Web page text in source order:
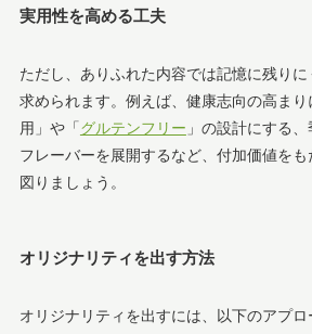
実用性を高める工夫
ただし、ありふれた内容では記憶に残り
求められます。例えば、健康志向の高ま
用」や「グルテンフリー 」の設計にする
フレーバーを展開するなど、付加価値を
図りましょう。
オリジナリティを出す方法
オリジナリティを出すには、以下のアプロ